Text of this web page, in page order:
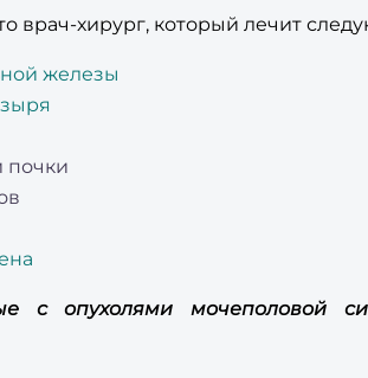
врач-хирург, который лечит
железы
почки
с опухолями мочеполовой